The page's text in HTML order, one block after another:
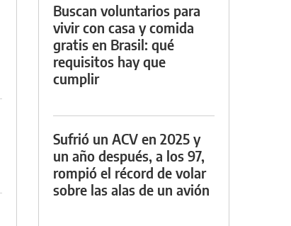
Buscan voluntarios para
vivir con casa y comida
gratis en Brasil: qué
requisitos hay que
cumplir
Sufrió un ACV en 2025 y
un año después, a los 97,
rompió el récord de volar
sobre las alas de un avión